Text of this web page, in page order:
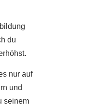
du
nur auf
und
seinem